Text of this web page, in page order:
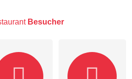
Besucher